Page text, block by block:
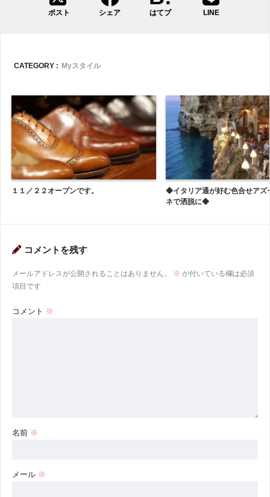
ポスト シェア はてブ LINE
CATEGORY : Myスタイル
１１／２２オープンです。
◆イタリア通が好む色合せアズ
ネで洒脱に◆
コメントを残す
メールアドレスが公開されることはありません。 ※ が付いている欄は必須
項目です
コメント ※
名前 ※
メール ※